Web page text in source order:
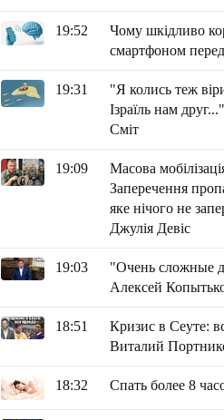
19:52
Чому шкідливо
смартфоном
19:31
"Я колись теж
Ізраїль нам
Сміт
19:09
Масова
Заперечення
яке нічого не
Джулія Девіс
19:03
"Очень сложные
Алексей
18:51
Кризис в Сеуте:
Виталий
18:32 Спать более 8